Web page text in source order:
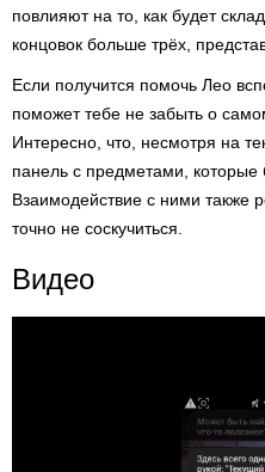
повлияют на то, как будет
концовок больше трёх,
Если получится помочь Лео
поможет тебе не забыть о
Интересно, что, несмотря на
панель с предметами, которые
Взаимодействие с ними также
точно не соскучиться.
Видео